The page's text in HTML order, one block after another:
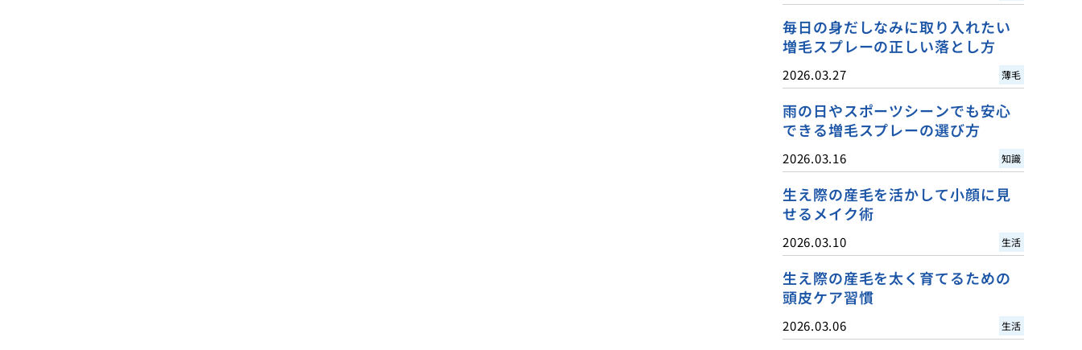
毎日の身だしなみに取り入れたい
増毛スプレーの正しい落とし方
2026.03.27 薄毛
雨の日やスポーツシーンでも安心
できる増毛スプレーの選び方
2026.03.16 知識
生え際の産毛を活かして小顔に見
せるメイク術
2026.03.10 生活
生え際の産毛を太く育てるための
頭皮ケア習慣
2026.03.06 生活